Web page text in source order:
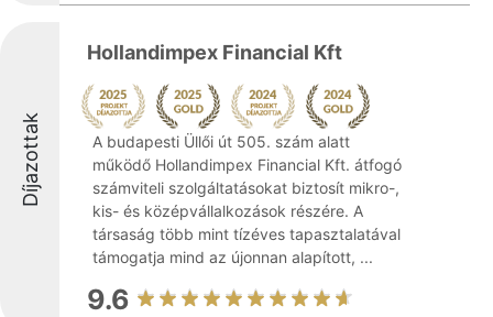
Díjazottak
Hollandimpex Financial Kft
A budapesti Üllői út 505. szám alatt
működő Hollandimpex Financial Kft. átfogó
számviteli szolgáltatásokat biztosít mikro-,
kis- és középvállalkozások részére. A
társaság több mint tízéves tapasztalatával
támogatja mind az újonnan alapított, ...
9.6